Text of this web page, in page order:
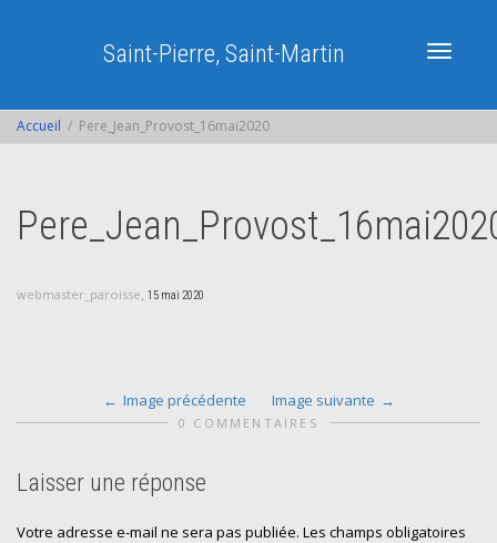
Saint-Pierre, Saint-Martin
Accueil Pere_Jean_Provost_16mai2020
webmaster_paroisse, 15 mai 2020
Image précédente Image suivante
0 COMMENTAIRES
Laisser une réponse
Votre adresse e-mail ne sera pas publiée. Les champs obligatoires